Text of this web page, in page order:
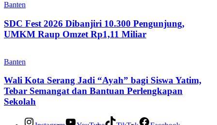
Banten
SDC Fest 2026 Dibanjiri 10.300 Pengunjung,
UMKM Raup Omzet Rp1,11 Miliar
Banten
Wali Kota Serang Jadi “Ayah” bagi Siswa Yatim,
Tebar Semangat dan Bantuan Perlengkapan
Sekolah